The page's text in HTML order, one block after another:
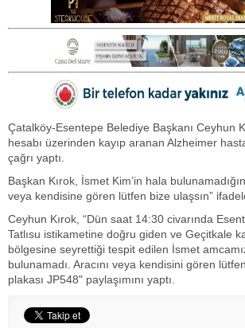
Çatalköy-Esentepe Belediye Başkanı Ceyhun
hesabı üzerinden kayıp aranan Alzheimer
çağrı yaptı.
Başkan Kırok, İsmet Kim’in hala
veya kendisine gören lütfen bize ulaşsın”
Ceyhun Kırok, “Dün saat 14:30 civarında
Tatlısu istikametine doğru giden ve Geçitkale
bölgesine seyrettiği tespit edilen İsmet
bulunamadı. Aracını veya kendisini gören
plakası JP548" paylaşımını yaptı.